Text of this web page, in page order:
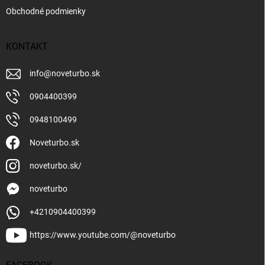
Obchodné podmienky
KONTAKT
info@noveturbo.sk
0904400399
0948100499
Noveturbo.sk
noveturbo.sk/
noveturbo
+4210904400399
https://www.youtube.com/@noveturbo